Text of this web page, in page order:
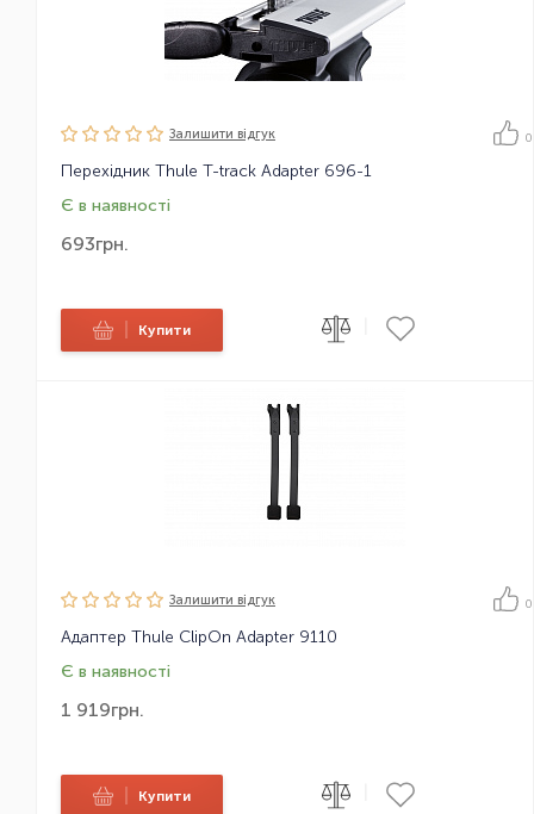
Залишити вiдгук 0
Перехідник Thule T-track Adapter 696-1
Є в наявності
693грн.
Купити
Залишити вiдгук 0
Адаптер Thule ClipOn Adapter 9110
Є в наявності
1 919грн.
Купити